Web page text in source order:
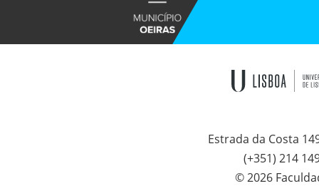
Estrada da Costa
(+351) 214
© 2026